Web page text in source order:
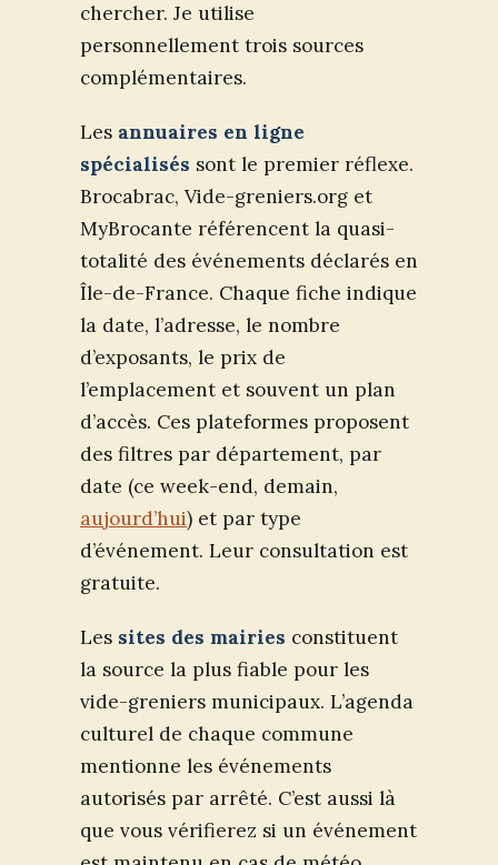
chercher. Je utilise
personnellement trois sources
complémentaires.
Les annuaires en ligne
spécialisés sont le premier réflexe.
Brocabrac, Vide-greniers.org et
MyBrocante référencent la quasi-
totalité des événements déclarés en
Île-de-France. Chaque fiche indique
la date, l’adresse, le nombre
d’exposants, le prix de
l’emplacement et souvent un plan
d’accès. Ces plateformes proposent
des filtres par département, par
date (ce week-end, demain,
aujourd’hui) et par type
d’événement. Leur consultation est
gratuite.
Les sites des mairies constituent
la source la plus fiable pour les
vide-greniers municipaux. L’agenda
culturel de chaque commune
mentionne les événements
autorisés par arrêté. C’est aussi là
que vous vérifierez si un événement